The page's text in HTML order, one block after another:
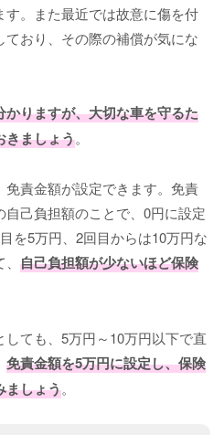
。また最近では故意に傷を付
おり、その際の補償が気にな
りますが、大切な車を守るた
きましょう。
責金額が設定できます。免責
己負担額のことで、0円に設定
を5万円、2回目からは10万円な
自己負担額が少ないほど保険
ても、5万円～10万円以下で直
免責金額を5万円に設定し、保険
ましょう。